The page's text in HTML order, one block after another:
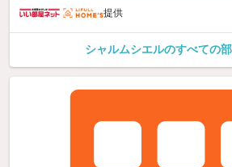
提供
シャルムシエルのすべての